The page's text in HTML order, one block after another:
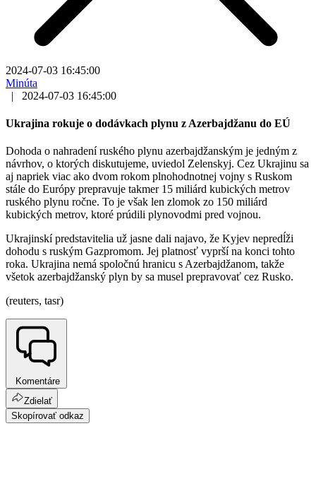
2024-07-03 16:45:00
Minúta
|
2024-07-03 16:45:00
Ukrajina rokuje o dodávkach plynu z Azerbajdžanu do EÚ
Dohoda o nahradení ruského plynu azerbajdžanským je jedným z
návrhov, o ktorých diskutujeme, uviedol Zelenskyj. Cez Ukrajinu sa
aj napriek viac ako dvom rokom plnohodnotnej vojny s Ruskom
stále do Európy prepravuje takmer 15 miliárd kubických metrov
ruského plynu ročne. To je však len zlomok zo 150 miliárd
kubických metrov, ktoré prúdili plynovodmi pred vojnou.
Ukrajinskí predstavitelia už jasne dali najavo, že Kyjev nepredĺži
dohodu s ruským Gazpromom. Jej platnosť vyprší na konci tohto
roka. Ukrajina nemá spoločnú hranicu s Azerbajdžanom, takže
všetok azerbajdžanský plyn by sa musel prepravovať cez Rusko.
(reuters, tasr)
Komentáre
Zdielať
Skopírovať odkaz